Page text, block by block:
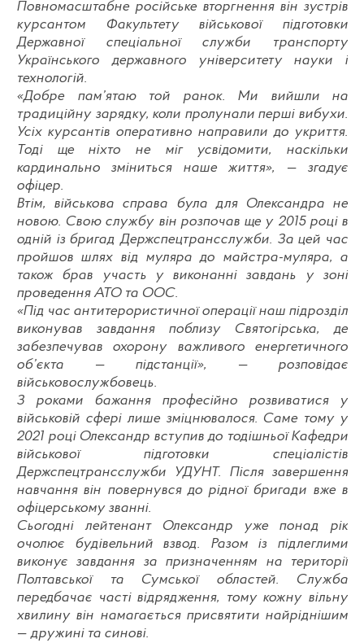
Повномасштабне російське вторгнення він зустрів
курсантом Факультету військової підготовки
Державної спеціальної служби транспорту
Українського державного університету науки і
технологій.
«Добре пам’ятаю той ранок. Ми вийшли на
традиційну зарядку, коли пролунали перші вибухи.
Усіх курсантів оперативно направили до укриття.
Тоді ще ніхто не міг усвідомити, наскільки
кардинально зміниться наше життя», — згадує
офіцер.
Втім, військова справа була для Олександра не
новою. Свою службу він розпочав ще у 2015 році в
одній із бригад Держспецтрансслужби. За цей час
пройшов шлях від муляра до майстра-муляра, а
також брав участь у виконанні завдань у зоні
проведення АТО та ООС.
«Під час антитерористичної операції наш підрозділ
виконував завдання поблизу Святогірська, де
забезпечував охорону важливого енергетичного
об’єкта — підстанції», — розповідає
військовослужбовець.
З роками бажання професійно розвиватися у
військовій сфері лише зміцнювалося. Саме тому у
2021 році Олександр вступив до тодішньої Кафедри
військової підготовки спеціалістів
Держспецтрансслужби УДУНТ. Після завершення
навчання він повернувся до рідної бригади вже в
офіцерському званні.
Сьогодні лейтенант Олександр уже понад рік
очолює будівельний взвод. Разом із підлеглими
виконує завдання за призначенням на території
Полтавської та Сумської областей. Служба
передбачає часті відрядження, тому кожну вільну
хвилину він намагається присвятити найріднішим
— дружині та синові.